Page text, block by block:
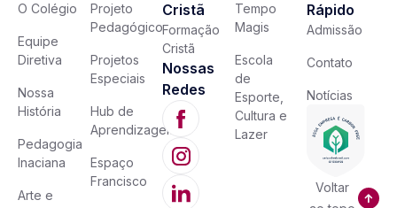
O Colégio
Equipe
Diretiva
Nossa
História
Pedagogia
Inaciana
Arte e
Projeto
Pedagógico
Projetos
Especiais
Hub de
Aprendizagem
Espaço
Francisco
Cristã
Formação
Cristã
Nossas
Redes
Tempo
Magis
Escola
de
Esporte,
Cultura e
Lazer
Rápido
Admissão
Contato
Notícias
Voltar